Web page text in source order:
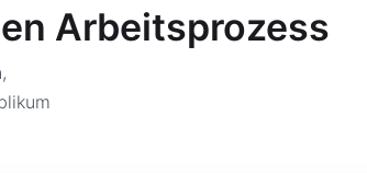
Arbeitsprozess